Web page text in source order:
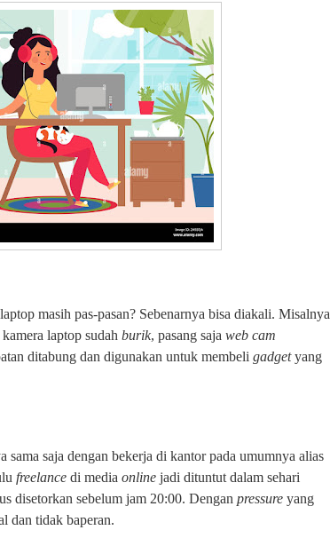
masih pas-pasan? Sebenarnya bisa diakali. Misalnya
laptop sudah burik, pasang saja web cam
ditabung dan digunakan untuk membeli gadgetyang
sama saja dengan bekerja di kantor pada umumnya alias
freelance di media online jadi dituntut dalam sehari
disetorkan sebelum jam 20:00. Dengan pressure yang
dan tidak baperan.